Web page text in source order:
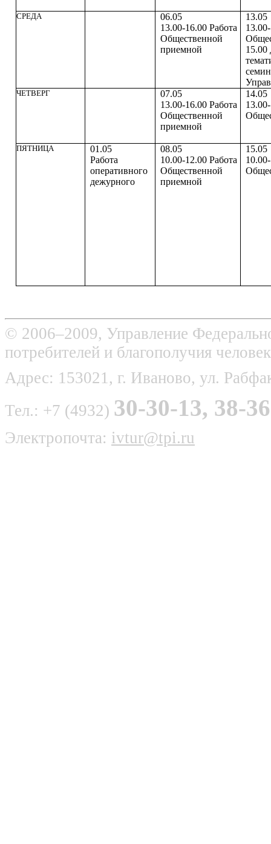
СРЕДА
06.05
13.00-16.00 Работа
Общественной
приемной
ЧЕТВЕРГ
07.05
13.00-16.00 Работа
Общественной
приемной
14.05
ПЯТНИЦА
01.05
Работа
оперативного
дежурного
08.05
10.00-12.00 Работа
Общественной
приемной
15.05
© 2006–2009, Управление
потребителей и благополучия
Адрес: 153021, г. Иваново, ул.
Тел.: +7 (4932) 30-30-13, 38-
Электропочта: ivtur@tpi.ru